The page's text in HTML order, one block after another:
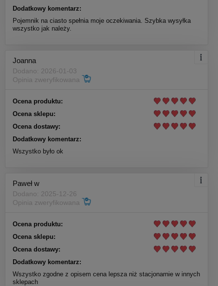
Dodatkowy komentarz:
Pojemnik na ciasto spełnia moje oczekiwania. Szybka wysyłka
wszystko jak należy.
Joanna
Dodano: 2026-01-03
Opinia zweryfikowana
Ocena produktu:
Ocena sklepu:
Ocena dostawy:
Dodatkowy komentarz:
Wszystko było ok
Paweł w
Dodano: 2025-12-26
Opinia zweryfikowana
Ocena produktu:
Ocena sklepu:
Ocena dostawy:
Dodatkowy komentarz:
Wszystko zgodne z opisem cena lepsza niż stacjonarnie w innych
sklepach